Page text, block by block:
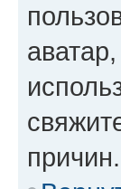
причин.